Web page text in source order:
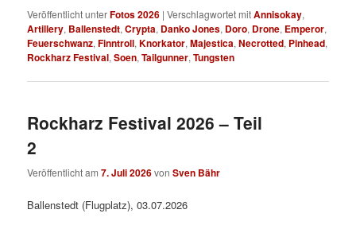
Veröffentlicht unterFotos 2026 |Verschlagwortet mitAnnisokay,
Artillery, Ballenstedt,Crypta, Danko Jones, Doro, Drone, Emperor,
Feuerschwanz,Finntroll,Knorkator,Majestica,Necrotted, Pinhead,
Rockharz Festival,Soen,Tailgunner,Tungsten
Rockharz Festival 2026 – Teil
2
Veröffentlicht am7. Juli 2026vonSven Bähr
Ballenstedt (Flugplatz), 03.07.2026